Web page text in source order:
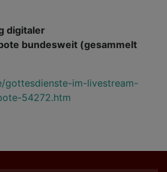
digitaler
bundesweit (gesammelt
gottesdienste-im-livestream-
54272.htm